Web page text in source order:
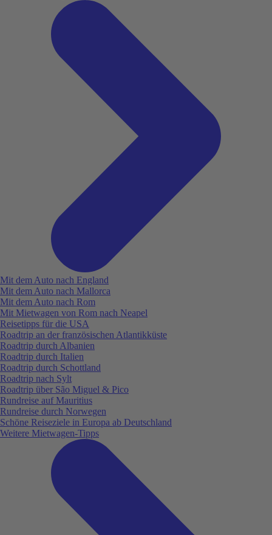
Mit dem Auto nach England
Mit dem Auto nach Mallorca
Mit dem Auto nach Rom
Mit Mietwagen von Rom nach Neapel
Reisetipps für die USA
Roadtrip an der französischen Atlantikküste
Roadtrip durch Albanien
Roadtrip durch Italien
Roadtrip durch Schottland
Roadtrip nach Sylt
Roadtrip über São Miguel & Pico
Rundreise auf Mauritius
Rundreise durch Norwegen
Schöne Reiseziele in Europa ab Deutschland
Weitere Mietwagen-Tipps